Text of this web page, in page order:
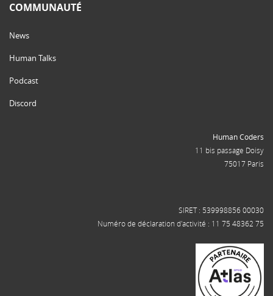
COMMUNAUTÉ
News
Human Talks
Podcast
Discord
Human Coders
11 bis passage Doisy
75017 Paris
SIRET : 539998856 00030
Numéro de déclaration d'activité : 11 75 48362 75